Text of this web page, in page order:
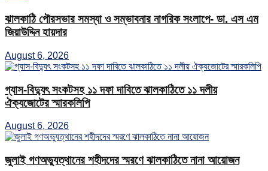
ঝালকাঠি পৌরসভার সমস্যা ও সম্ভাবনার নাগরিক সংলাপে- ডা. এস এম
জিয়াউদ্দিন হায়দার
August 6, 2026
গ্যাস-বিদ্যুৎ সংকটসহ ১১ দফা দাবিতে ঝালকাঠিতে ১১ দলীয়
ঐক্যজোটের স্মারকলিপি
August 6, 2026
জুলাই গণঅভ্যুত্থানের শহীদদের স্মরণে ঝালকাঠিতে নানা আয়োজন